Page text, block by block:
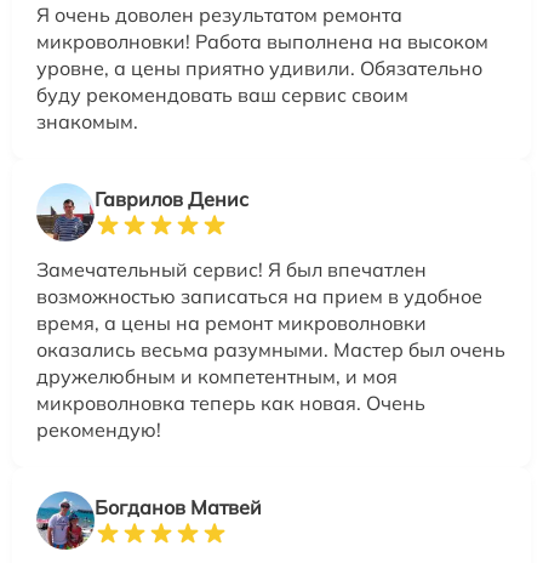
Я очень доволен результатом ремонта
микроволновки! Работа выполнена на высоком
уровне, а цены приятно удивили. Обязательно
буду рекомендовать ваш сервис своим
знакомым.
Гаврилов Денис
Замечательный сервис! Я был впечатлен
возможностью записаться на прием в удобное
время, а цены на ремонт микроволновки
оказались весьма разумными. Мастер был очень
дружелюбным и компетентным, и моя
микроволновка теперь как новая. Очень
рекомендую!
Богданов Матвей